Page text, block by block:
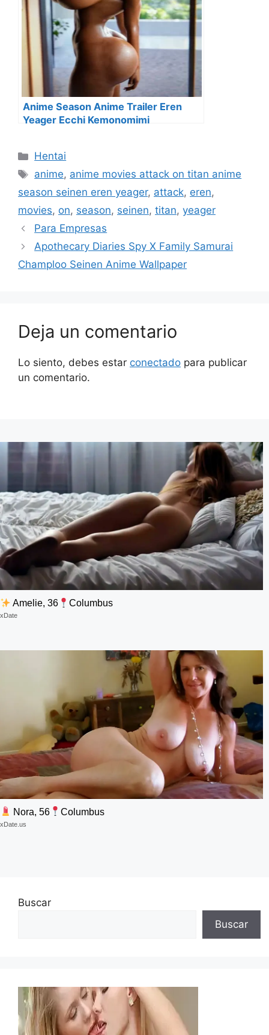
Anime Season Anime Trailer Eren
Yeager Ecchi Kemonomimi
Categorías
Hentai
Etiquetas
anime, anime movies attack on titan anime
season seinen eren yeager, attack, eren,
movies, on, season, seinen, titan, yeager
Para Empresas
Apothecary Diaries Spy X Family Samurai
Champloo Seinen Anime Wallpaper
Deja un comentario
Lo siento, debes estar conectado para publicar
un comentario.
Amelie, 36 Columbus
xDate
Nora, 56 Columbus
xDate.us
Buscar
Buscar